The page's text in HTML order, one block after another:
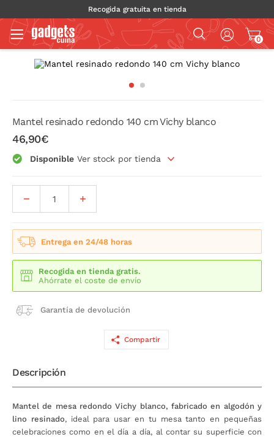
Recogida gratuita en tienda
0
Mantel resinado redondo 140 cm Vichy blanco
46,90€
Disponible Ver stock por tienda
Entrega en 24/48 horas
Recogida en tienda gratis.
Ahórrate el coste de envío
Garantía de devolución
Compartir
Descripción
Mantel de mesa redondo Vichy blanco, fabricado en algodón y
lino resinado, ideal para usar en tu mesa tanto en pequeñas
celebraciones como en el día a día, al contar su superficie con